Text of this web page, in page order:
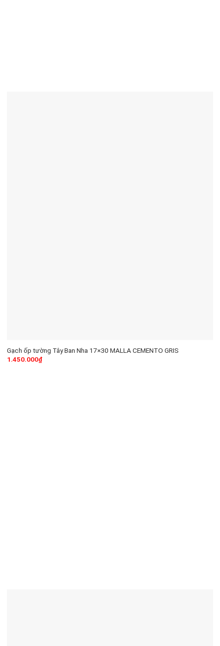
Gạch ốp tường Tây Ban Nha 17×30 MALLA CEMENTO GRIS
1.450.000₫